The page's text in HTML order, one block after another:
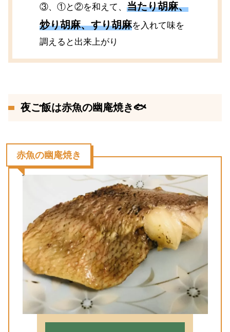
③、①と②を和えて、当たり胡麻、
炒り胡麻、すり胡麻を入れて味を
調えると出来上がり
夜ご飯は赤魚の幽庵焼き🐟
赤魚の幽庵焼き